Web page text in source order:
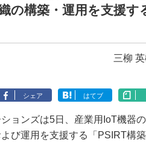
の構築・運用を支援す
三柳
シェア はてブ
ョンズは5日、産業用IoT機器
び運用を支援する「PSIRT構